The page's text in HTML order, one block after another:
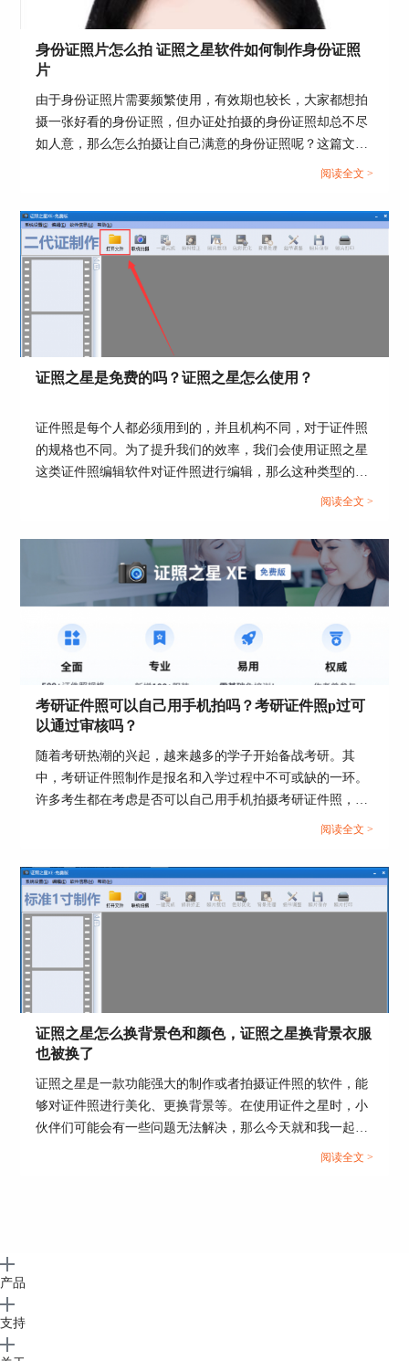
图4：新建打印设置
新建打印设置完成后，在打印设置界面，勾选
号的显示位置，可选择“照片里面”、“照片外
面”和“相纸底部”；同时还可以设置显示形式：“条
形码形式”和“字符形式”以及设置显示的高度为多
少毫米，具体如下图5红框所示。
这里小编设置显示位置为照片里面，显示形式为字
符形式，高度为4毫米，下面为大家演示如何打印
证件和证件号码以及展示打印预览的效果。
打印证件和证件号
首先，点击证照之星界面右上角的“照片打印”按
钮，开始打印照片，如下图6。
图6：照片打印
第二步：在弹出的窗口中，输入该证件的证件号
码，然后点击“确定”，如下图7所示。
身份证照片怎么拍 证照之星软件如何制作身份证照
片
由于身份证照片需要频繁使用，有效期也较长，大家都想拍
摄一张好看的身份证照，但办证处拍摄的身份证照却总不尽
如人意，那么怎么拍摄让自己满意的身份证照呢？这篇文章
就告诉大家身份证照片怎么拍，证照之星软件如何制作身份
阅读全文 >
证照之星是免费的吗？证照之星怎么使用？
证件照是每个人都必须用到的，并且机构不同，对于证件照
的规格也不同。为了提升我们的效率，我们会使用证照之星
这类证件照编辑软件对证件照进行编辑，那么这种类型的证
件照编辑软件应该如何使用，收费标准又是怎么样的呢？今
用。...
阅读全文 >
考研证件照可以自己用手机拍吗？考研证件照p过可
以通过审核吗？
随着考研热潮的兴起，越来越多的学子开始备战考研。其
中，考研证件照制作是报名和入学过程中不可或缺的一环。
许多考生都在考虑是否可以自己用手机拍摄考研证件照，并
担心自拍的照片是否会通过审核。本文将探讨考研证件照可
问题。...
阅读全文 >
证照之星怎么换背景色和颜色，证照之星换背景衣服
也被换了
证照之星是一款功能强大的制作或者拍摄证件照的软件，能
够对证件照进行美化、更换背景等。在使用证件之星时，小
伙伴们可能会有一些问题无法解决，那么今天就和我一起来
学习证照之星怎么换背景色和颜色，证照之星换背景衣服也
阅读全文 >
产品
支持